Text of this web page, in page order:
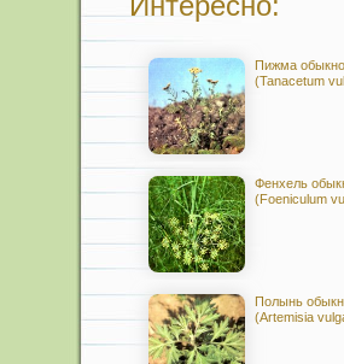
Пижма
(Tanacetum
Фенхель
(Foeniculum
Полынь
(Artemisia